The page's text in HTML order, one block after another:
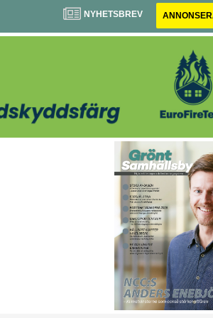
NYHETSBREV